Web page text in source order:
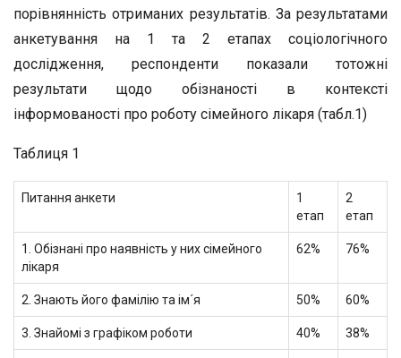
порівнянність отриманих результатів. За результатами
анкетування на 1 та 2 етапах соціологічного
дослідження, респонденти показали тотожні
результати щодо обізнаності в контексті
інформованості про роботу сімейного лікаря (табл.1)
Таблиця 1
Питання анкети
1
етап
2
етап
1. Обізнані про наявність у них сімейного
лікаря
62% 76%
2. Знають його фамілію та ім´я 50% 60%
3. Знайомі з графіком роботи 40% 38%